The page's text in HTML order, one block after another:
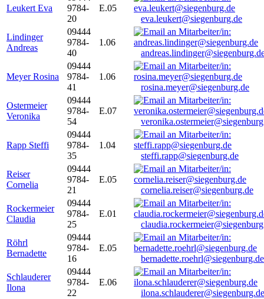
Leukert Eva
9784-
20
E.05
eva.leukert@siegenburg.de
Lindinger
Andreas
09444
9784-
40
1.06
Meyer Rosina
09444
9784-
41
1.06
rosina.meyer@siegenburg.de
Ostermeier
Veronika
09444
9784-
54
E.07
Rapp Steffi
09444
9784-
35
1.04
steffi.rapp@siegenburg.de
Reiser
Cornelia
09444
9784-
21
E.05
cornelia.reiser@siegenburg.de
Rockermeier
Claudia
09444
9784-
25
E.01
Röhrl
Bernadette
09444
9784-
16
E.05
bernadette.roehrl@siegenburg.de
Schlauderer
Ilona
09444
9784-
22
E.06
ilona.schlauderer@siegenburg.de